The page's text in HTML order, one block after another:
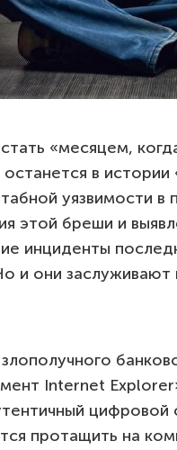
«месяцем,
в
уязвимости в
этой бреши и
инциденты
и они заслуживают
Internet
цифровой
протащить на